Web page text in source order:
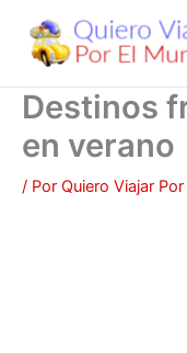
contenido
Destinos
en verano
/ Por Quiero Viajar